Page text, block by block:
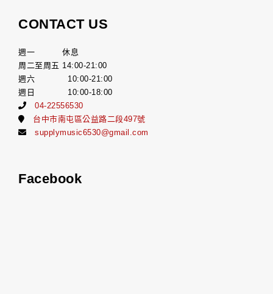
CONTACT US
週一 休息
周二至周五 14:00-21:00
週六 10:00-21:00
週日 10:00-18:00
04-22556530
台中市南屯區公益路二段497號
supplymusic6530@gmail.com
Facebook